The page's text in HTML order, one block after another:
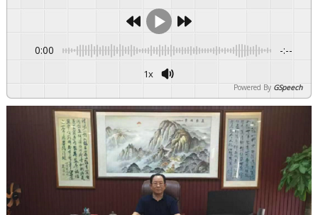
0:00 -:--
1x
Powered By GSpeech